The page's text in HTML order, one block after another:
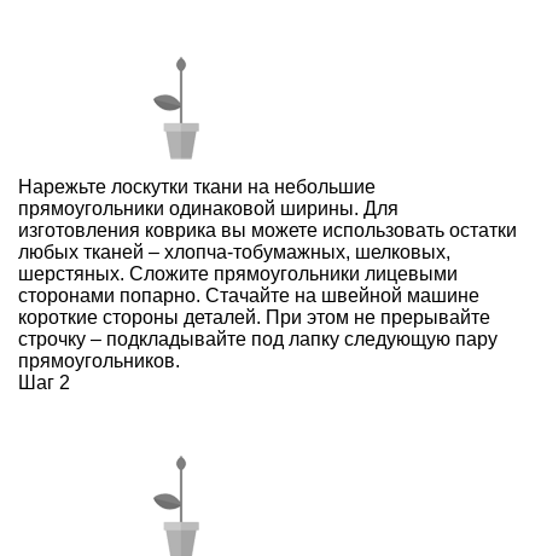
Нарежьте лоскутки ткани на небольшие
прямоугольники одинаковой ширины. Для
изготовления коврика вы можете использовать остатки
любых тканей – хлопча-тобумажных, шелковых,
шерстяных. Сложите прямоугольники лицевыми
сторонами попарно. Стачайте на швейной машине
короткие стороны деталей. При этом не прерывайте
строчку – подкладывайте под лапку следующую пару
прямоугольников.
Шаг 2